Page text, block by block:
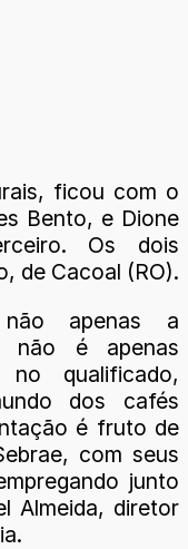
ficou com o
Bento, e Dione
Os dois
de Cacoal (RO).
não apenas a
não é apenas
no qualificado,
dos cafés
é fruto de
com seus
junto
Almeida, diretor